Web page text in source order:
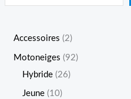
Accessoires 2
Motoneiges 92
Hybride 26
Jeune 10